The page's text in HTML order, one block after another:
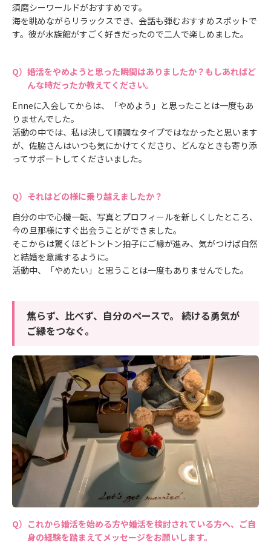
須磨シーワールドがおすすめです。
海を眺めながらリラックスでき、会話も弾むおすすめスポットで
す。彼が水族館がすごく好きだったので二人で楽しめました。
婚活をやめようと思った瞬間はありましたか？もしあればど
んな時だったか教えてください。
Enneに入会してからは、「やめよう」と思ったことは一度もあ
りませんでした。
活動の中では、私は決して順調なタイプではなかったと思います
が、佐脇さんはいつも気にかけてくださり、どんなときも寄り添
ってサポートしてくださいました。
それはどの様に乗り越えましたか？
自分の中で心機一転、写真とプロフィールを新しくしたところ、
今の旦那様にすぐ出会うことができました。
そこからは驚くほどトントン拍子にご縁が進み、気がつけば自然
と結婚を意識するように。
活動中、「やめたい」と思うことは一度もありませんでした。
焦らず、比べず、自分のペースで。 続ける勇気が
ご縁をつなぐ。
これから婚活を始める方や婚活を検討されている方へ、ご自
身の経験を踏まえてメッセージをお願いします。